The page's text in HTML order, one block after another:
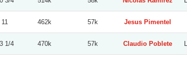
11 462k 57k Jesus Pimentel
1/4 470k 57k Claudio Poblete